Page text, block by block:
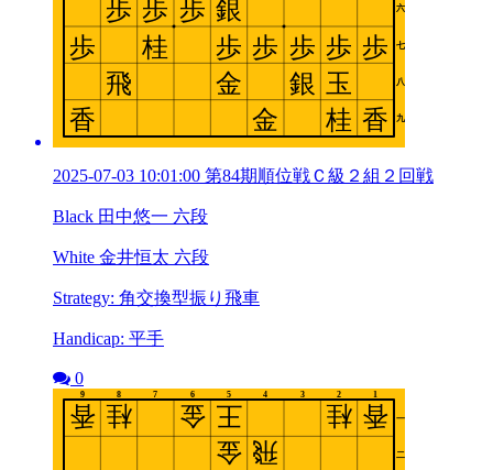
2025-07-03 10:01:00 第84期順位戦Ｃ級２組２回戦
Black 田中悠一 六段
White 金井恒太 六段
Strategy: 角交換型振り飛車
Handicap: 平手
0